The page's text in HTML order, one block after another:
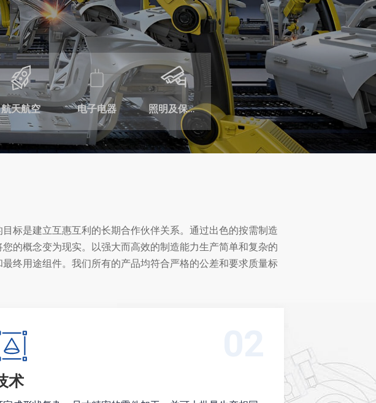
术
完成形状复杂、尺寸精密的零件加工，并可大批量生产相同
相似的产品。
04
到达世界各地。